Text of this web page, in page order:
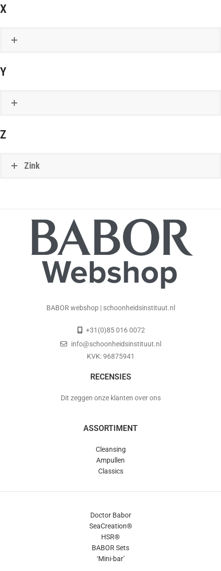
X
Y
Z
Zink
BABOR webshop | schoonheidsinstituut.nl
+31(0)85 016 0072
info@schoonheidsinstituut.nl
KVK: 96875941
RECENSIES
Dit zeggen onze klanten over ons
ASSORTIMENT
Cleansing
Ampullen
Classics
Doctor Babor
SeaCreation®
HSR®
BABOR Sets
‘Mini-bar’